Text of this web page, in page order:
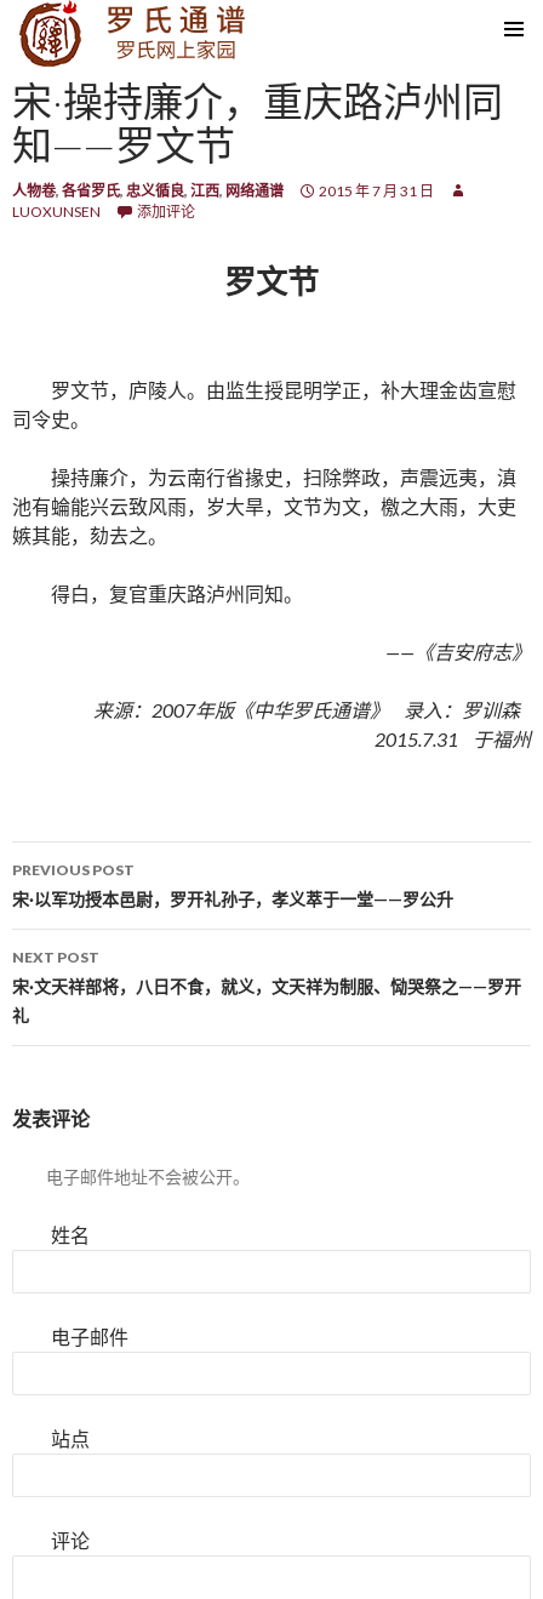
SKIP TO CONTENT
宋·操持廉介，重庆路泸州同
知——罗文节
人物卷, 各省罗氏, 忠义循良, 江西, 网络通谱
2015 年 7 月 31 日
LUOXUNSEN
添加评论
罗文节
罗文节，庐陵人。由监生授昆明学正，补大理金齿宣慰
司令史。
操持廉介，为云南行省掾史，扫除弊政，声震远夷，滇
池有蜦能兴云致风雨，岁大旱，文节为文，檄之大雨，大吏
嫉其能，劾去之。
得白，复官重庆路泸州同知。
——《吉安府志》
来源：2007年版《中华罗氏通谱》 录入：罗训森
2015.7.31 于福州
Post navigation
PREVIOUS POST
宋·以军功授本邑尉，罗开礼孙子，孝义萃于一堂——罗公升
NEXT POST
宋·文天祥部将，八日不食，就义，文天祥为制服、恸哭祭之——罗开
礼
发表评论
电子邮件地址不会被公开。
姓名
电子邮件
站点
评论